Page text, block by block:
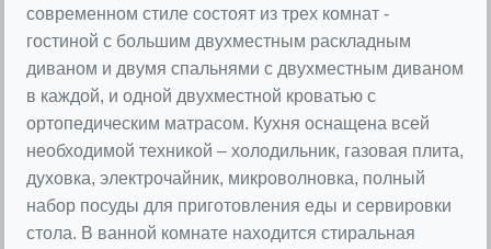
современном стиле состоят из трех комнат -
гостиной с большим двухместным раскладным
диваном и двумя спальнями с двухместным диваном
в каждой, и одной двухместной кроватью с
ортопедическим матрасом. Кухня оснащена всей
необходимой техникой – холодильник, газовая плита,
духовка, электрочайник, микроволновка, полный
набор посуды для приготовления еды и сервировки
стола. В ванной комнате находится стиральная